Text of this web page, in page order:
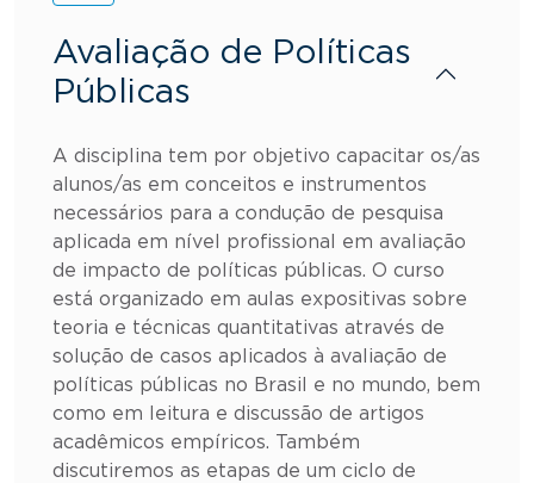
Avaliação de Políticas
Públicas
A disciplina tem por objetivo capacitar os/as
alunos/as em conceitos e instrumentos
necessários para a condução de pesquisa
aplicada em nível profissional em avaliação
de impacto de políticas públicas. O curso
está organizado em aulas expositivas sobre
teoria e técnicas quantitativas através de
solução de casos aplicados à avaliação de
políticas públicas no Brasil e no mundo, bem
como em leitura e discussão de artigos
acadêmicos empíricos. Também
discutiremos as etapas de um ciclo de